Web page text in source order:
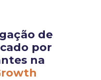
de
por
na